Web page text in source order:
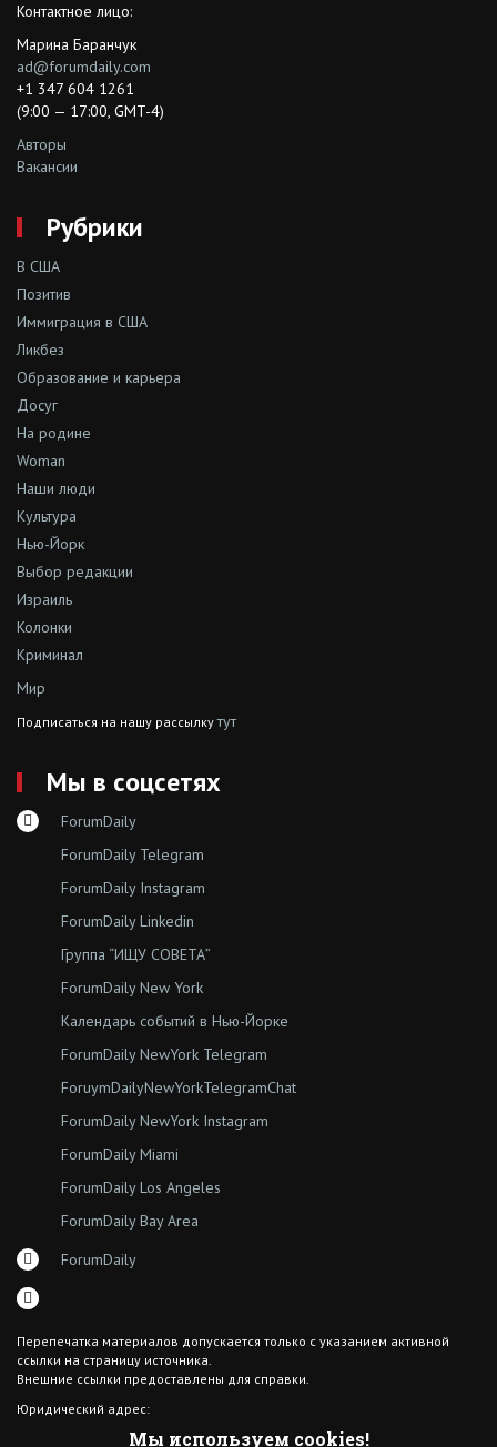
Контактное лицо:
Марина Баранчук
ad@forumdaily.com
+1 347 604 1261
(9:00 — 17:00, GMT-4)
Авторы
Вакансии
Рубрики
В США
Позитив
Иммиграция в США
Ликбез
Образование и карьера
Досуг
На родине
Woman
Наши люди
Культура
Нью-Йорк
Выбор редакции
Израиль
Колонки
Криминал
Мир
Подписаться на нашу рассылкутут
Мы в соцсетях
ForumDaily
ForumDaily Telegram
ForumDaily Instagram
ForumDaily Linkedin
Группа “ИЩУ СОВЕТА”
ForumDaily New York
Календарь событий в Нью-Йорке
ForumDaily NewYork Telegram
ForuymDailyNewYorkTelegramChat
ForumDaily NewYork Instagram
ForumDaily Miami
ForumDaily Los Angeles
ForumDaily Bay Area
ForumDaily
Перепечатка материалов допускается только с указанием активной
ссылки на страницу источника.
Внешние ссылки предоставлены для справки.
Юридический адрес:
Мы используем cookies!